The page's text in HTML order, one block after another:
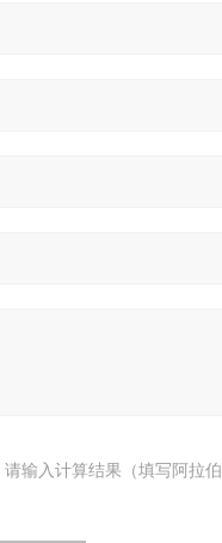
请输入计算结果（填写阿拉